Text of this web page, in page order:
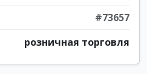
#73657
розничная торговля